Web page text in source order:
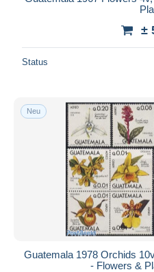
±
Status
Neu
Guatemala 1978 Orchids
- Flowers &